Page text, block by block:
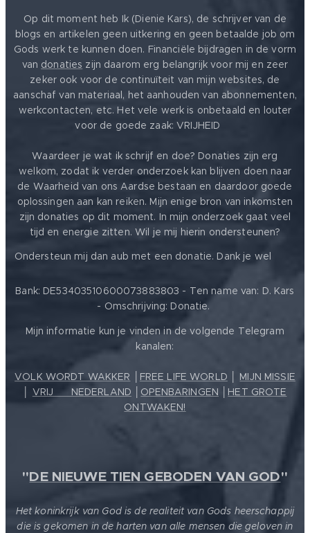
Op dit moment heb Ik (Dienie Kars), de schrijver van de
blogs en artikelen geen uitkering en geen betaalde job om
Gods werk te kunnen doen. Financiële bijdragen in de vorm
van donaties zijn daarom erg belangrijk voor mij en zeer
zeker ook voor de continuïteit van mijn websites, de
aanschaf van materiaal, het aanhouden van abonnementen,
werkcontacten, etc. Het vele werk is onbetaald en louter
voor de goede zaak: VRIJHEID ❤️
Waardeer je wat ik schrijf en doe? Donaties zijn erg
welkom, zodat ik verder onderzoek kan blijven doen naar
de Waarheid van ons Aardse bestaan en daardoor goede
oplossingen aan kan reiken. Mijn enige bron van inkomsten
zijn donaties op dit moment. In mijn onderzoek gaat veel
tijd en energie zitten. Wil je mij hierin ondersteunen?
Ondersteun mij dan aub met een donatie. Dank je wel
Bank: DE53403510600073883803 - Ten name van: D. Kars
- Omschrijving: Donatie.
Mijn informatie kun je vinden in de volgende Telegram
kanalen:
VOLK WORDT WAKKER FREE LIFE WORLD
MIJN MISSIE
VRIJ ❤️ NEDERLAND OPENBARINGEN
HET GROTE
ONTWAKEN!
"DE NIEUWE TIEN GEBODEN VAN GOD"
Het koninkrijk van God is de realiteit van Gods heerschappij
die is gekomen in de harten van alle mensen die geloven in